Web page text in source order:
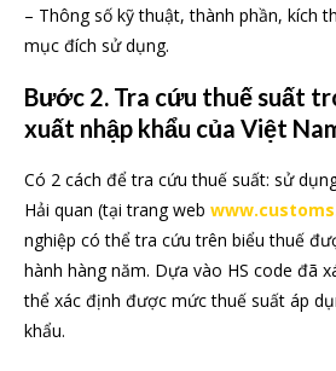
– Thông số kỹ thuật, thành phần, kích
mục đích sử dụng.
Bước 2. Tra cứu thuế suất
xuất nhập khẩu của Việt
Có 2 cách để tra cứu thuế suất: sử
Hải quan (tại trang web
nghiệp có thể tra cứu trên biểu thuế
hành hàng năm. Dựa vào HS code đã
thể xác định được mức thuế suất áp
khẩu.